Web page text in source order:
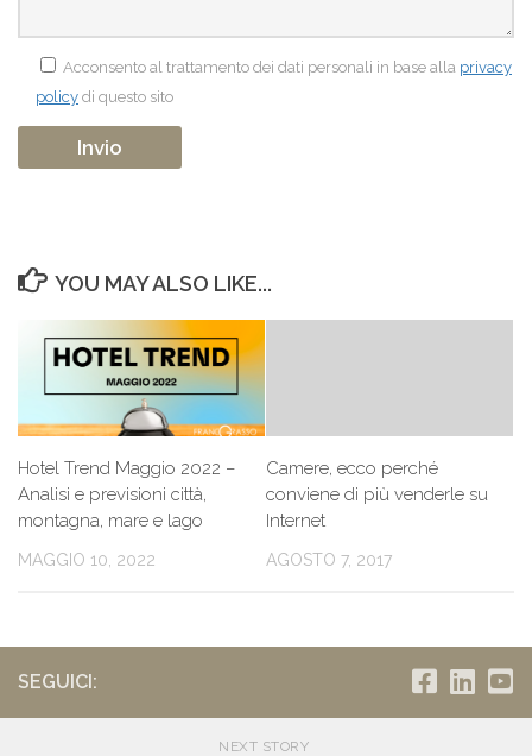
Acconsento al trattamento dei dati personali in base alla privacy
policy di questo sito
YOU MAY ALSO LIKE...
Hotel Trend Maggio 2022 –
Analisi e previsioni città,
montagna, mare e lago
MAGGIO 10, 2022
Camere, ecco perché
conviene di più venderle su
Internet
AGOSTO 7, 2017
SEGUICI:
NEXT STORY